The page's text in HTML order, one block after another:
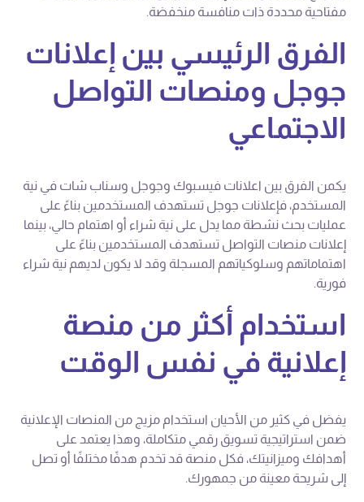
مفتاحية محددة ذات منافسة منخفضة.
الفرق الرئيسي بين إعلانات
جوجل ومنصات التواصل
الاجتماعي
يكمن الفرق بين اعلانات فيسبوك وجوجل وسناب شات في نية
المستخدم، فإعلانات جوجل تستهدف المستخدمين بناءً على
عمليات بحث نشطة مما يدل على نية شراء أو اهتمام حالي، بينما
إعلانات منصات التواصل تستهدف المستخدمين بناءً على
اهتماماتهم وسلوكياتهم المسجلة وقد لا يكون لديهم نية شراء
فورية.
استخدام أكثر من منصة
إعلانية في نفس الوقت
يفضل في كثير من الأحيان استخدام مزيج من المنصات الإعلانية
ضمن استراتيجية تسويق رقمي متكاملة، وهذا يعتمد على
أهدافك وميزانيتك، فكل منصة قد تخدم هدفًا مختلفًا أو تصل
إلى شريحة معينة من جمهورك.